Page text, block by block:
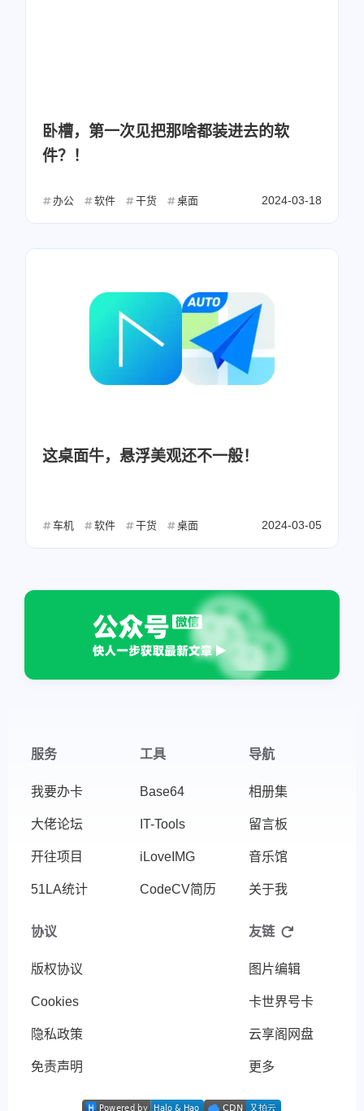
卧槽，第一次见把那啥都装进去的软
件？！
办公 软件 干货 桌面 2024-03-18
这桌面牛，悬浮美观还不一般！
车机 软件 干货 桌面 2024-03-05
服务
我要办卡
大佬论坛
开往项目
51LA统计
工具
Base64
IT-Tools
iLoveIMG
CodeCV简历
导航
相册集
留言板
音乐馆
关于我
协议
版权协议
Cookies
隐私政策
免责声明
友链
图片编辑
卡世界号卡
云享阁网盘
更多